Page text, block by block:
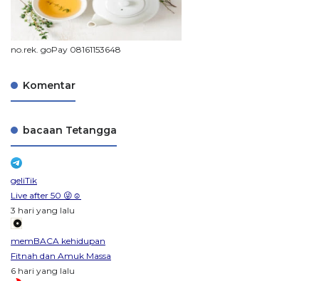
no.rek. goPay 08161153648
Komentar
bacaan Tetangga
geliTik
Live after 50 😜☺️
3 hari yang lalu
memBACA kehidupan
Fitnah dan Amuk Massa
6 hari yang lalu